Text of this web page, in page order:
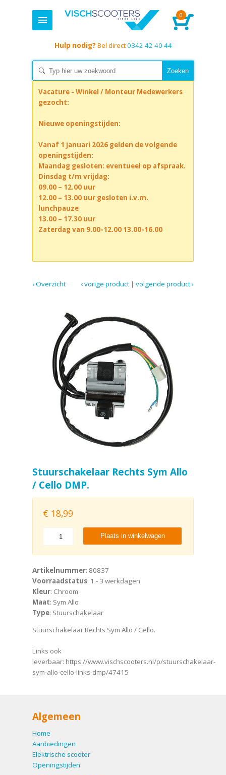
0
Hulp nodig? Bel direct0342 42 40 44
Vacature - Winkel / Monteur Medewerkers
gezocht:
Nieuwe openingstijden:
Vanaf 1 januari 2026 gelden de volgende
openingstijden:
Maandag gesloten: eventueel op afspraak.
Dinsdag t/m vrijdag:
09.00 – 12.00 uur
12.00 – 13.00 uur gesloten i.v.m.
lunchpauze
13.00 – 17.30 uur
Zaterdag van 9.00-12.00 13.00-16.00
‹ Overzicht volgende product ›
|
‹ vorige product
Stuurschakelaar Rechts Sym Allo
/ Cello DMP.
€ 18,99
Plaats in winkelwagen
Artikelnummer: 80837
Voorraadstatus: 1 - 3 werkdagen
Kleur: Chroom
Maat: Sym Allo
Type: Stuurschakelaar
Stuurschakelaar Rechts Sym Allo / Cello.
Links ook
leverbaar: https://www.vischscooters.nl/p/stuurschakelaar-
sym-allo-cello-links-dmp/47415
Algemeen
Home
Aanbiedingen
Elektrische scooter
Openingstijden